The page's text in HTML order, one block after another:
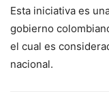
Esta iniciativa es
gobierno
el cual es
nacional.